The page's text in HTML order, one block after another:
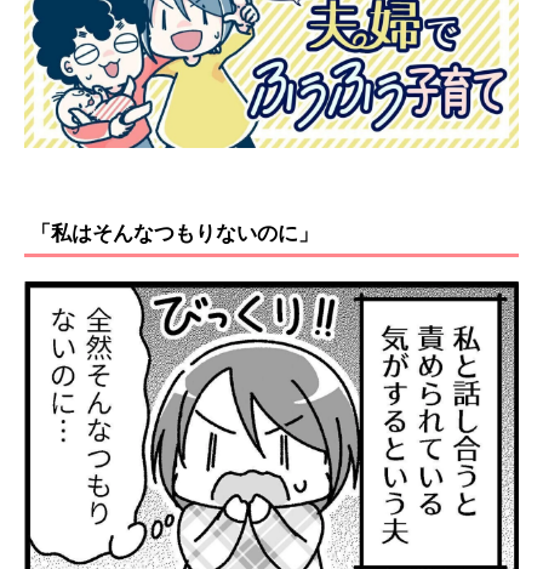
「私はそんなつもりないのに」